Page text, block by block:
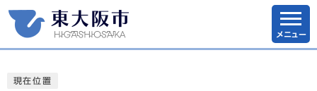
メニュー
現在位置